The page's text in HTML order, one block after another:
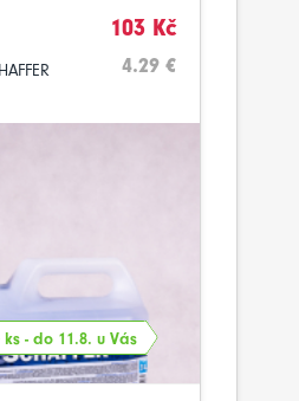
103 Kč
4.29 €
- do 11.8. u Vás